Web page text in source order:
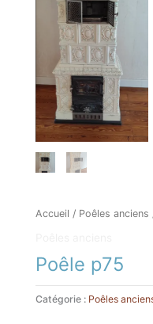
Accueil / Poêles anciens
Poêle p75
Catégorie : Poêles